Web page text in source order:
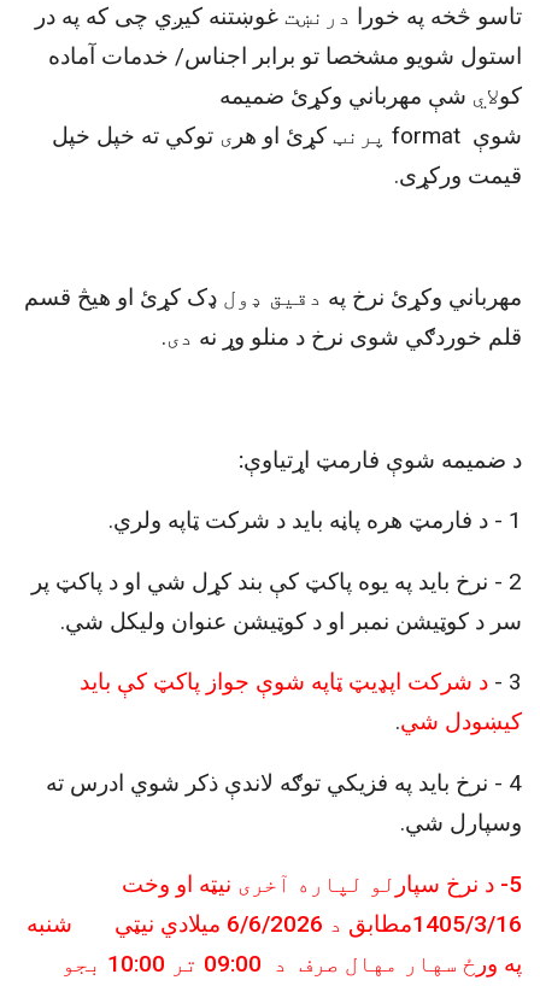
تاسو څخه په خورا درنښت غوښتنه کیږي چی که په در
استول شویو مشخصا تو برابر اجناس/ خدمات آماده
کولاي شې مهرباني وکړئ ضمیمه
شوې format پرنټ کړئ او هر ی توکي ته خپل خپل
قیمت ورکړی.
مهرباني وکړئ نرخ په دقیق ډول ډک کړئ او هیڅ قسم
قلم خوردګي شوی نرخ د منلو وړ نه دی.
د ضميمه شوې فارمټ اړتیاوې:
1
- د فارمټ هره پاڼه باید د شرکت ټاپه ولري.
2
- نرخ باید په یوه پاکټ کې بند کړل شي او د پاکټ پر
سر د کوټيشن نمبر او د کوټیشن عنوان وليکل شي.
3
- د شرکت اپډيټ ټاپه شوې جواز پاکټ کې بايد
کيښودل شي.
4
- نرخ باید په فزیکي توګه لاندې ذکر شوي ادرس ته
وسپارل شي.
5
- د نرخ سپار لو لپاره آخری نیټه او وخت
1405/3/16مطابق
د
/6/2026 میلادي نیټي شنبه
په ور ځ سهار مهال صرف د 09:00
تر 10:00 بجو